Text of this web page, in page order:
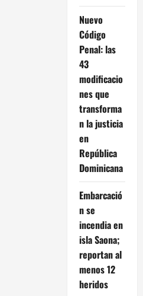
Nuevo
Código
Penal: las
43
modificacio
nes que
transforma
n la justicia
en
República
Dominicana
Embarcació
n se
incendia en
isla Saona;
reportan al
menos 12
heridos